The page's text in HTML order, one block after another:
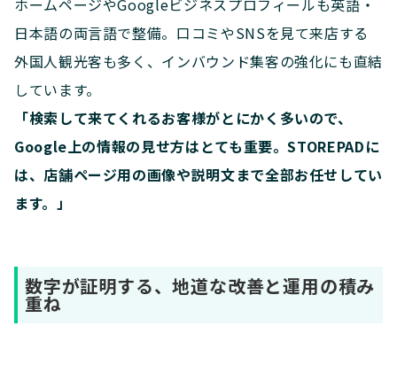
ホームページやGoogleビジネスプロフィールも英語・
日本語の両言語で整備。口コミやSNSを見て来店する
外国人観光客も多く、インバウンド集客の強化にも直結
しています。
「検索して来てくれるお客様がとにかく多いので、
Google上の情報の見せ方はとても重要。STOREPADに
は、店舗ページ用の画像や説明文まで全部お任せしてい
ます。」
数字が証明する、地道な改善と運用の積み
重ね